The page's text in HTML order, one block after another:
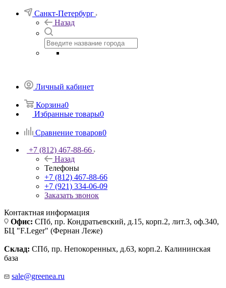
Санкт-Петербург
Назад
Личный кабинет
Корзина0
Избранные товары0
Сравнение товаров0
+7 (812) 467-88-66
Назад
Телефоны
+7 (812) 467-88-66
+7 (921) 334-06-09
Заказать звонок
Контактная информация
Офис: СПб, пр. Кондратьевский, д.15, корп.2, лит.3, оф.340,
БЦ "F.Leger" (Фернан Леже)
Склад: СПб, пр. Непокоренных, д.63, корп.2. Калининская
база
sale@greenea.ru